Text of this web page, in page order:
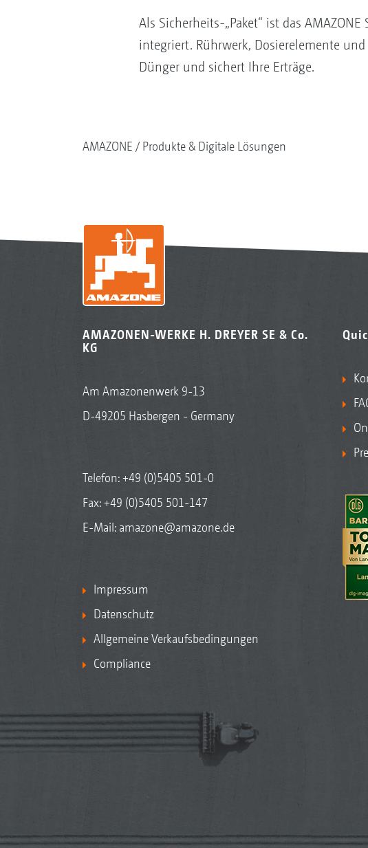
Als Sicherheits-„Paket“ ist das
integriert. Rührwerk, Dosierelemente
Dünger und sichert Ihre Erträge.
AMAZONE Produkte & Digitale Lösungen
AMAZONEN-WERKE H. DREYER SE & Co.
KG
Am Amazonenwerk 9-13
D-49205 Hasbergen - Germany
Telefon:+49 (0)5405 501-0
Fax: +49 (0)5405 501-147
E-Mail: amazone@amazone.de
Impressum
Datenschutz
Allgemeine Verkaufsbedingungen
Compliance